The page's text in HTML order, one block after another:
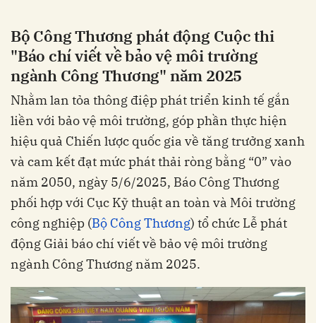
Bộ Công Thương phát động Cuộc thi
"Báo chí viết về bảo vệ môi trường
ngành Công Thương" năm 2025
Nhằm lan tỏa thông điệp phát triển kinh tế gắn
liền với bảo vệ môi trường, góp phần thực hiện
hiệu quả Chiến lược quốc gia về tăng trưởng xanh
và cam kết đạt mức phát thải ròng bằng “0” vào
năm 2050, ngày 5/6/2025, Báo Công Thương
phối hợp với Cục Kỹ thuật an toàn và Môi trường
công nghiệp (Bộ Công Thương) tổ chức Lễ phát
động Giải báo chí viết về bảo vệ môi trường
ngành Công Thương năm 2025.